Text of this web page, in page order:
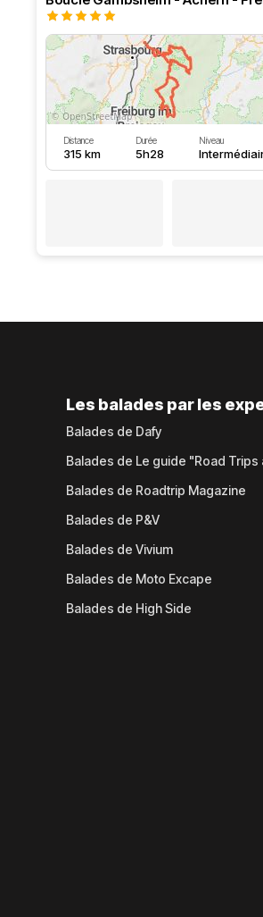
Distance
315 km
Durée
5h28
Niveau
Les balades par les
Balades de Dafy
Balades de Le guide "Road Trips
Balades de Roadtrip Magazine
Balades de P&V
Balades de Vivium
Balades de Moto Excape
Balades de High Side